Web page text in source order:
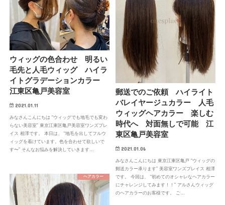
ウィッグの色合わせ 明るい
毛先と人毛ウィッグ ハイラ
イトグラデーションカラー
江東区亀戸美容室
2021.01.11
みなさんこんにちは “ウィッグでも地毛でも変わ
らない美容室” 東京江東区亀戸美容室ワンズプレ
イス 相澤です。 本日は、 “地毛を出してフルウ
ィッグを着けています。色を合わせて欲しいで
す〜” そんなお悩みを解決していきます…
郵送でのご依頼 ハイライト
バレイヤージュカラー 人毛
ウィッグヘアカラー 楽しむ
時代へ 対面無しで可能 江
東区亀戸美容室
2021.01.06
みなさんこんにちは 東京江東区亀戸 “ウィッグの
郵送カラー承ります” 美容室ワンズプレイス 相澤
です。 今回は、 “初めてのオシャレなヘアカラー
にチャレンジしてみます！！” アルさんウィッグ
のヘアカラーのお客様です。 ご…
ヘアカラー